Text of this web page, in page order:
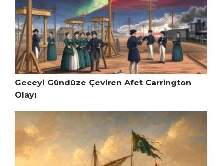
Geceyi Gündüze Çeviren Afet Carrington
Olayı